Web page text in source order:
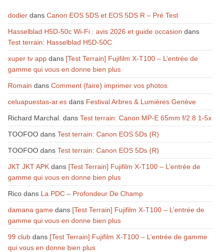
dodierdans Canon EOS 5DS et EOS 5DS R – Pré Test
Hasselblad H5D-50c Wi-Fi : avis 2026 et guide occasion dans
Test terrain: Hasselblad H5D-50C
xuper tv appdans [Test Terrain] Fujifilm X-T100 – L’entrée de
gamme qui vous en donne bien plus
Romain dans Comment (faire) imprimer vos photos
celuapuestas-ar.esdans Festival Arbres & Lumières Genève
Richard Marchal. dans Test terrain: Canon MP-E 65mm f/2.8 1-5x
TOOFOOdans Test terrain: Canon EOS 5Ds (R)
TOOFOOdans Test terrain: Canon EOS 5Ds (R)
JKT JKT APKdans [Test Terrain] Fujifilm X-T100 – L’entrée de
gamme qui vous en donne bien plus
Ricodans La PDC – Profondeur De Champ
damana gamedans [Test Terrain] Fujifilm X-T100 – L’entrée de
gamme qui vous en donne bien plus
99 clubdans [Test Terrain] Fujifilm X-T100 – L’entrée de gamme
qui vous en donne bien plus